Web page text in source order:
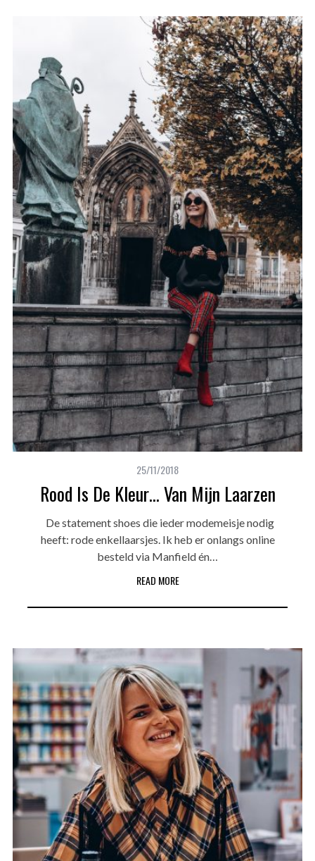
25/11/2018
Rood Is De Kleur… Van Mijn Laarzen
De statement shoes die ieder modemeisje nodig
heeft: rode enkellaarsjes. Ik heb er onlangs online
besteld via Manfield én…
READ MORE